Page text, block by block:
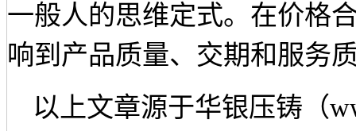
一般人的思维定式。在价格
响到产品质量、交期和服务
以上文章源于华银压铸（